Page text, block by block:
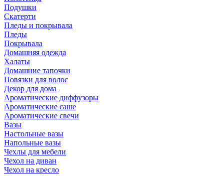
Подушки
Скатерти
Пледы и покрывала
Пледы
Покрывала
Домашняя одежда
Халаты
Домашние тапочки
Повязки для волос
Декор для дома
Ароматические диффузоры
Ароматические саше
Ароматические свечи
Вазы
Настольные вазы
Напольные вазы
Чехлы для мебели
Чехол на диван
Чехол на кресло